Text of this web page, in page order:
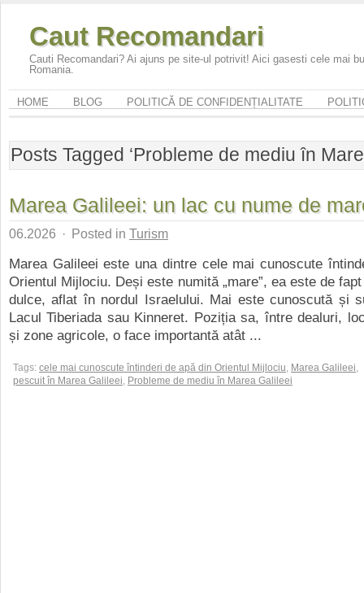
Caut Recomandari
Cauti Recomandari? Ai ajuns pe site-ul potrivit! Aici gasesti cele mai
Romania.
HOME BLOG POLITICĂ DE CONFIDENȚIALITATE
Posts Tagged ‘Probleme de mediu în
Marea Galileei: un lac cu nume de
06.2026 · Posted in Turism
Marea Galileei este una dintre cele mai cunoscute
Orientul Mijlociu. Deși este numită „mare”, ea este de
dulce, aflat în nordul Israelului. Mai este cunoscută și
Lacul Tiberiada sau Kinneret. Poziția sa, între dealuri,
și zone agricole, o face importantă atât ...
Tags: cele mai cunoscute întinderi de apă din Orientul Mijlociu, Marea Galileei,
pescuit în Marea Galileei, Probleme de mediu în Marea Galileei